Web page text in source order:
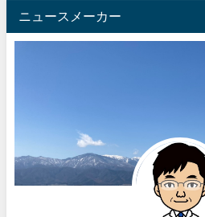
ニュースメーカー